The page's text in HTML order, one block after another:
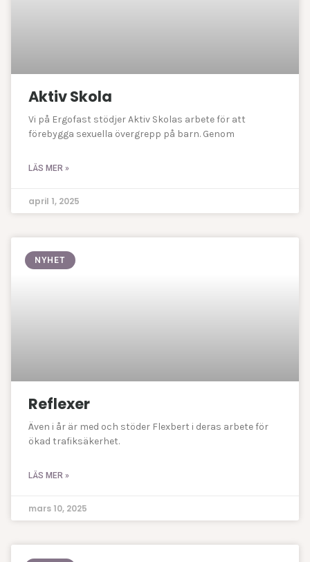
Aktiv Skola
Vi på Ergofast stödjer Aktiv Skolas arbete för att
förebygga sexuella övergrepp på barn. Genom
LÄS MER »
april 1, 2025
NYHET
Reflexer
Även i år är med och stöder Flexbert i deras arbete för
ökad trafiksäkerhet.
LÄS MER »
mars 10, 2025